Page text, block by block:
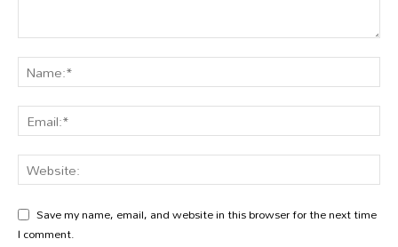
Save my name, email, and website in this browser for the next time
I comment.